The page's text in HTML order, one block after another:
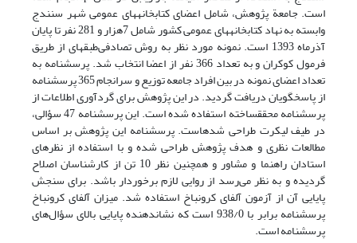
است. جامعة‌ پژوهش، شامل اعضای کتابخانه‏های عمومی شهر سنندج
وابسته به نهاد کتابخانه‏های عمومی کشور شامل 7هزار و 281 نفر تا پایان
آذر‏ماه 1393 است. نمونه مورد نظر به روش تصادفی‌طبقه‏ای از طریق
فرمول کوکران و به تعداد 366 نفر از اعضا انتخاب شد. پرسشنامه به
تعداد اعضای نمونه در بین افراد جامعه توزیع و سرانجام 365 پرسشنامه
از پاسخگویان دریافت گردید. در این پژوهش برای گردآوری اطلاعات از
پرسشنامه محقق‏ساخته استفاده شده است. این پرسشنامه 47 سؤالی،
در طیف لیکرت طراحی شدهاست. پرسشنامه‌ این پژوهش بر ‏اساس
مطالعات نظری و هدف پژوهش طراحی شده و با استفاده از نظرهای
استادان راهنما و مشاور و همچنین نظر 10 تن از کارشناسان اصلاح
گردیده و به نظر می‌رسد از روایی لازم برخوردار ‌باشد. برای سنجش
پایایی آن از آزمون آلفای کرونباخ استفاده شد. میزان آلفای کرونباخ
پرسشنامه برابر با 938/0 است که نشان‏دهنده پایایی بالای سؤال‌های
پرسشنامه است.